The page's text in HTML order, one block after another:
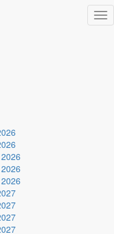
17/11 âm
hay xấu?
ngày 17/11/2022 âm
Thâu, Sao Liễu, nạp âm
Đạo trong ngày: